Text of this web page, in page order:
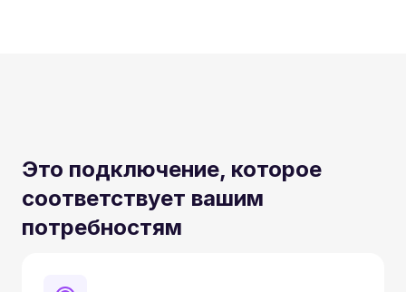
Это подключение, которое
соответствует вашим
потребностям